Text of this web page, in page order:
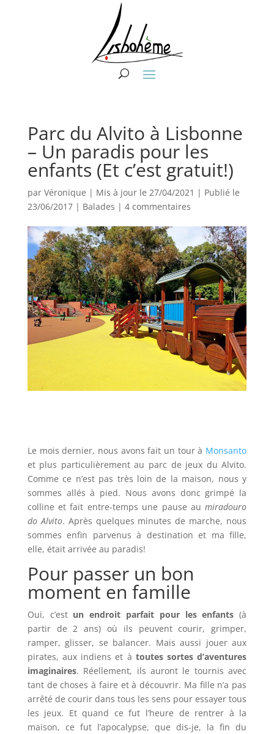
Parc du Alvito à Lisbonne
– Un paradis pour les
enfants (Et c’est gratuit!)
par Véronique | Mis à jour le 27/04/2021 | Publié le
23/06/2017| Balades | 4 commentaires
Le mois dernier, nous avons fait un tour à Monsanto
et plus particulièrement au parc de jeux du Alvito.
Comme ce n’est pas très loin de la maison, nous y
sommes allés à pied. Nous avons donc grimpé la
colline et fait entre-temps une pause aumiradouro
do Alvito. Après quelques minutes de marche, nous
sommes enfin parvenus à destination et ma fille,
elle, était arrivée au paradis!
Pour passer un bon
moment en famille
Oui, c’est un endroit parfait pour les enfants (à
partir de 2 ans) où ils peuvent courir, grimper,
ramper, glisser, se balancer. Mais aussi jouer aux
pirates, aux indiens et à toutes sortes d’aventures
imaginaires. Réellement, ils auront le tournis avec
tant de choses à faire et à découvrir. Ma fille n’a pas
arrêté de courir dans tous les sens pour essayer tous
les jeux. Et quand ce fut l’heure de rentrer à la
maison, ce fut l’apocalypse, que dis-je, la fin du